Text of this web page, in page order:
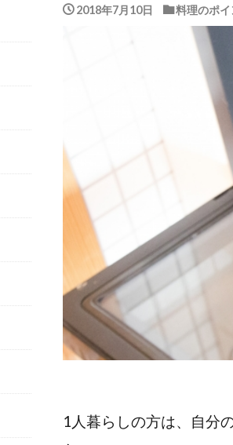
2018年7月10日 料理のポイ
1人暮らしの方は、自分